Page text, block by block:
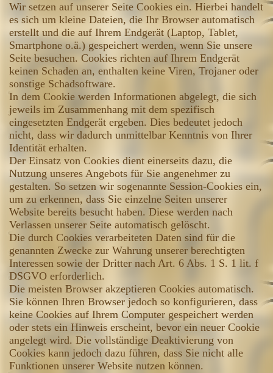
Wir setzen auf unserer Seite Cookies ein. Hierbei handelt
es sich um kleine Dateien, die Ihr Browser automatisch
erstellt und die auf Ihrem Endgerät (Laptop, Tablet,
Smartphone o.ä.) gespeichert werden, wenn Sie unsere
Seite besuchen. Cookies richten auf Ihrem Endgerät
keinen Schaden an, enthalten keine Viren, Trojaner oder
sonstige Schadsoftware.
In dem Cookie werden Informationen abgelegt, die sich
jeweils im Zusammenhang mit dem spezifisch
eingesetzten Endgerät ergeben. Dies bedeutet jedoch
nicht, dass wir dadurch unmittelbar Kenntnis von Ihrer
Identität erhalten.
Der Einsatz von Cookies dient einerseits dazu, die
Nutzung unseres Angebots für Sie angenehmer zu
gestalten. So setzen wir sogenannte Session-Cookies ein,
um zu erkennen, dass Sie einzelne Seiten unserer
Website bereits besucht haben. Diese werden nach
Verlassen unserer Seite automatisch gelöscht.
Die durch Cookies verarbeiteten Daten sind für die
genannten Zwecke zur Wahrung unserer berechtigten
Interessen sowie der Dritter nach Art. 6 Abs. 1 S. 1 lit. f
DSGVO erforderlich.
Die meisten Browser akzeptieren Cookies automatisch.
Sie können Ihren Browser jedoch so konfigurieren, dass
keine Cookies auf Ihrem Computer gespeichert werden
oder stets ein Hinweis erscheint, bevor ein neuer Cookie
angelegt wird. Die vollständige Deaktivierung von
Cookies kann jedoch dazu führen, dass Sie nicht alle
Funktionen unserer Website nutzen können.